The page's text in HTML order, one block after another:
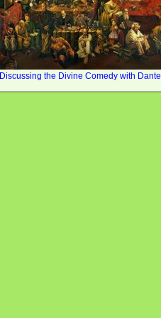
Discussing the Divine Comedy with Dante